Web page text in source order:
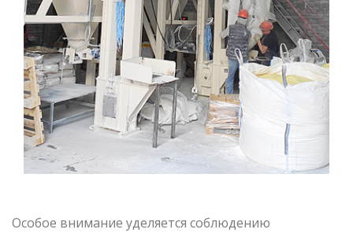
Особое внимание уделяется соблюдению